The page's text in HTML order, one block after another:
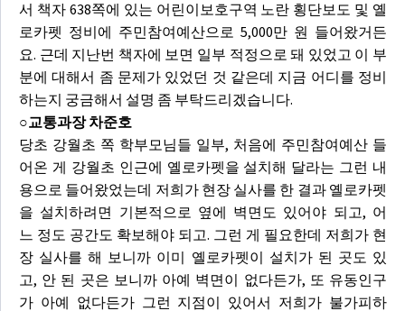
서 책자 638쪽에 있는 어린이보호구역 노란 횡단보도 및 옐
로카펫 정비에 주민참여예산으로 5,000만 원 들어왔거든
요. 근데 지난번 책자에 보면 일부 적정으로 돼 있었고 이 부
분에 대해서 좀 문제가 있었던 것 같은데 지금 어디를 정비
하는지 궁금해서 설명 좀 부탁드리겠습니다.
○교통과장 차준호
당초 강월초 쪽 학부모님들 일부, 처음에 주민참여예산 들
어온 게 강월초 인근에 옐로카펫을 설치해 달라는 그런 내
용으로 들어왔었는데 저희가 현장 실사를 한 결과 옐로카펫
을 설치하려면 기본적으로 옆에 벽면도 있어야 되고, 어
느 정도 공간도 확보해야 되고. 그런 게 필요한데 저희가 현
장 실사를 해 보니까 이미 옐로카펫이 설치가 된 곳도 있
고, 안 된 곳은 보니까 아예 벽면이 없다든가, 또 유동인구
가 아예 없다든가 그런 지점이 있어서 저희가 불가피하